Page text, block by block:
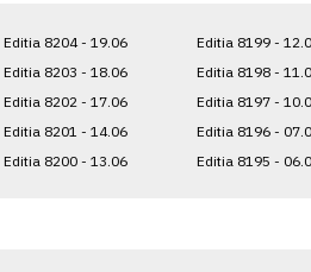
Editia 8204 - 19.06
Editia 8203 - 18.06
Editia 8202 - 17.06
Editia 8201 - 14.06
Editia 8200 - 13.06
Editia 8199 -
Editia 8198 -
Editia 8197 -
Editia 8196 -
Editia 8195 -